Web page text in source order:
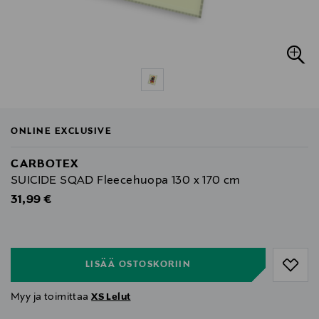
ONLINE EXCLUSIVE
CARBOTEX
SUICIDE SQAD Fleecehuopa 130 x 170 cm
Original Price
31,99 €
LISÄÄ OSTOSKORIIN
Myy ja toimittaaXS Lelut